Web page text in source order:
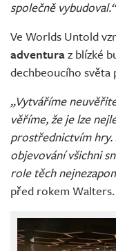
společně vybudoval.“
Ve Worlds Untold
adventuraz blízké
dechbeoucího světa
„Vytváříme
věříme, že je lze
prostřednictvím hry.
objevování všichni
role těch
před rokem Walters.